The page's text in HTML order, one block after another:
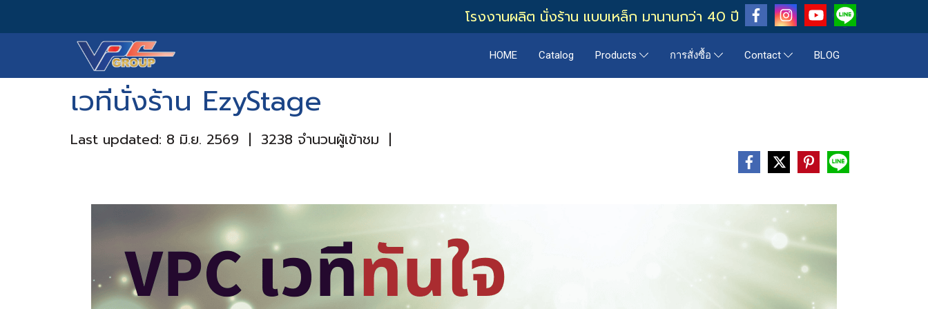
โรงงานผลิต นั่งร้าน แบบเหล็ก มานานกว่า 40 ปี
HOME Catalog Products การสั่งซื้อ Contact BLOG
เวทีนั่งร้าน EzyStage
Last updated: 8 มิ.ย. 2569 | 3238 จำนวนผู้เข้าชม |